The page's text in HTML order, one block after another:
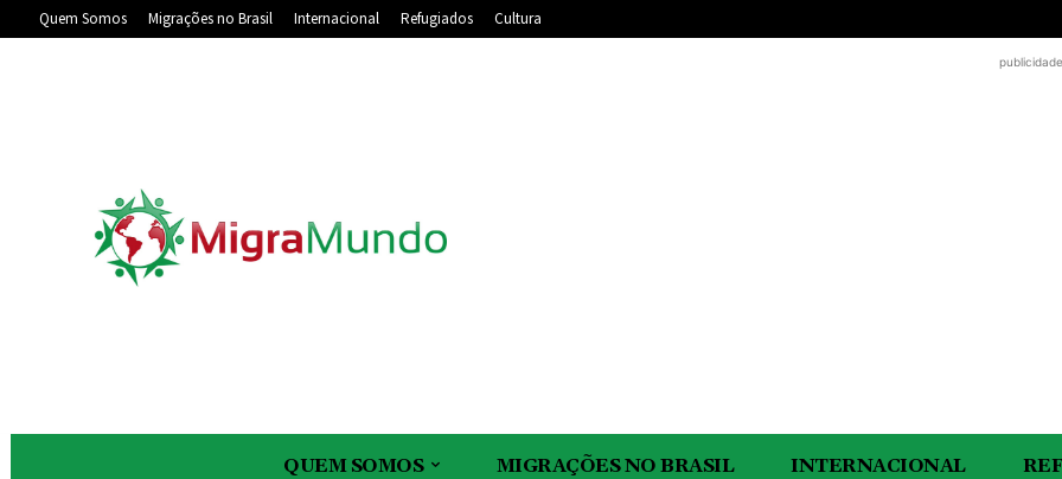
Quem Somos Migrações no Brasil Internacional Refugiados Cultura
publicidade
QUEM SOMOS MIGRAÇÕES NO BRASIL INTERNACIONAL